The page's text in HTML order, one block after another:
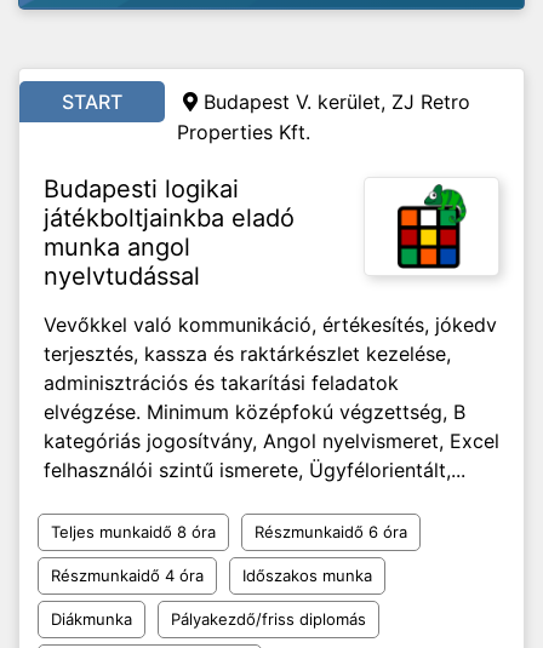
START
Budapest V. kerület, ZJ Retro
Properties Kft.
Budapesti logikai
játékboltjainkba eladó
munka angol
nyelvtudással
Vevőkkel való kommunikáció, értékesítés, jókedv
terjesztés, kassza és raktárkészlet kezelése,
adminisztrációs és takarítási feladatok
elvégzése. Minimum középfokú végzettség, B
kategóriás jogosítvány, Angol nyelvismeret, Excel
felhasználói szintű ismerete, Ügyfélorientált,...
Teljes munkaidő 8 óra Részmunkaidő 6 óra
Részmunkaidő 4 óra Időszakos munka
Diákmunka Pályakezdő/friss diplomás